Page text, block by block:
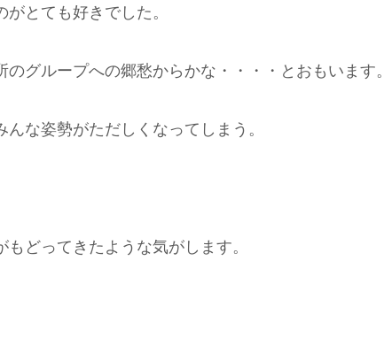
とても好きでした。
のグループへの郷愁からかな・・・・とおもいます。
んな姿勢がただしくなってしまう。
どってきたような気がします。